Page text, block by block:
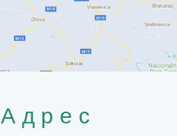
Адрес